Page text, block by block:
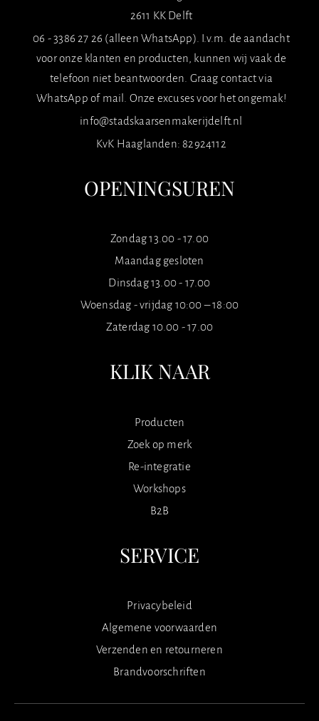
2611 KK Delft
06 - 3386 27 26 (alleen WhatsApp). I.v.m. de aandacht
voor onze klanten en producten, kunnen wij vaak de
telefoon niet beantwoorden. Graag contact via
WhatsApp of mail. Onze excuses voor het ongemak!
info@stadskaarsenmakerijdelft.nl
KvK Haaglanden: 82924112
OPENINGSUREN
Zondag 13.00 - 17.00
Maandag gesloten
Dinsdag 13.00 - 17.00
Woensdag - vrijdag 10:00 – 18:00
Zaterdag 10.00 - 17.00
KLIK NAAR
Producten
Zoek op merk
Re-integratie
Workshops
B2B
SERVICE
Privacybeleid
Algemene voorwaarden
Verzenden en retourneren
Brandvoorschriften